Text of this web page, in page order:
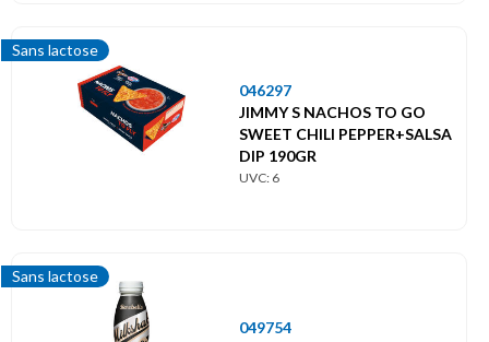
Sans lactose
046297
JIMMY S NACHOS TO GO
SWEET CHILI PEPPER+SALSA
DIP 190GR
UVC: 6
Sans lactose
049754